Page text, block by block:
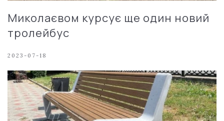
Миколаєвом курсує ще один новий
тролейбус
2023-07-18